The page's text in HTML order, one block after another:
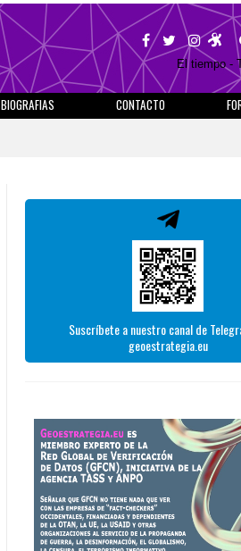
El tiempo -
BIOGRAFIAS CONTACTO
Suscríbete a nuestro canal de
geoestrategia.eu